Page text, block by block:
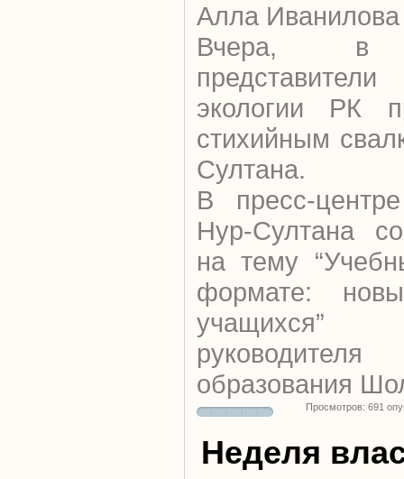
Алла Иванилова
Вчера,
экологии РК
стихийным
Султана.
В пресс-
Нур-Султана
на тему
формате:
образования
Просмотров: 691
Неделя